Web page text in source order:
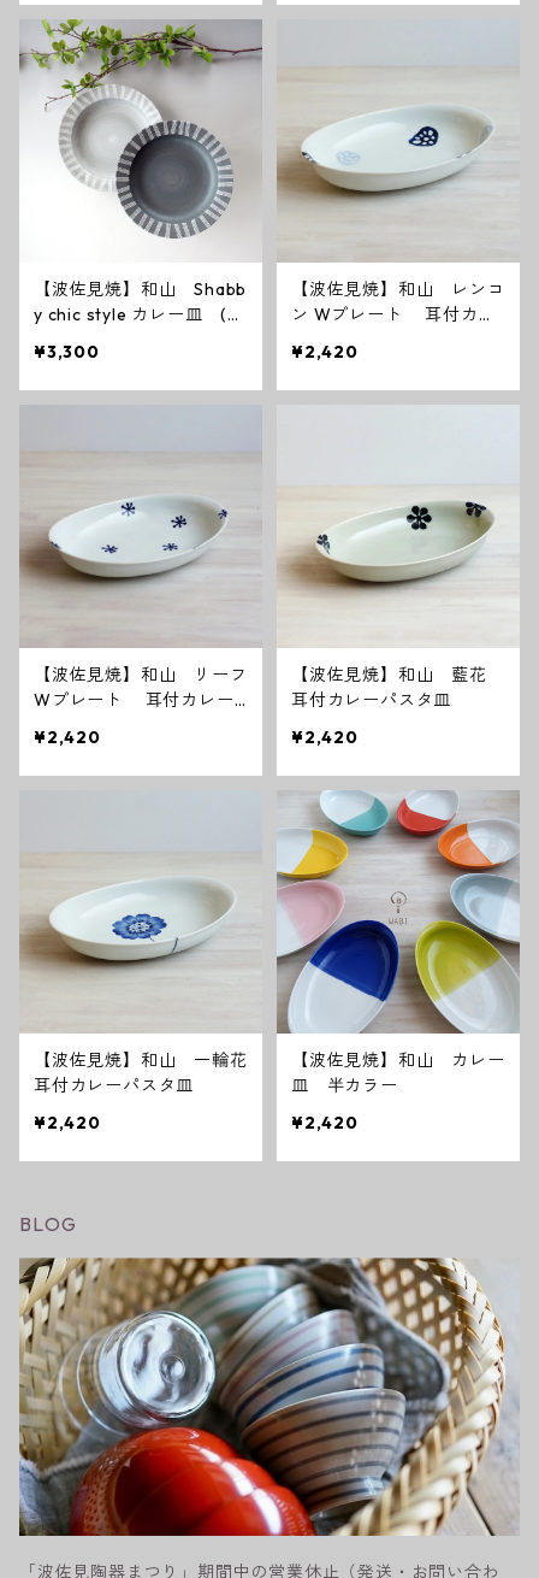
【波佐見焼】和山 Shabb
y chic style カレー皿 (
レー ）
¥3,300
【波佐見焼】和山 レンコ
ン Wプレート 耳付カレ
¥2,420
【波佐見焼】和山 リーフ
Wプレート 耳付カレー
¥2,420
【波佐見焼】和山 藍花
耳付カレーパスタ皿
¥2,420
【波佐見焼】和山 一輪花
耳付カレーパスタ皿
¥2,420
【波佐見焼】和山 カレー
皿 半カラー
¥2,420
BLOG
「波佐見陶器まつり」期間中の営業休止（発送・お問い合わ